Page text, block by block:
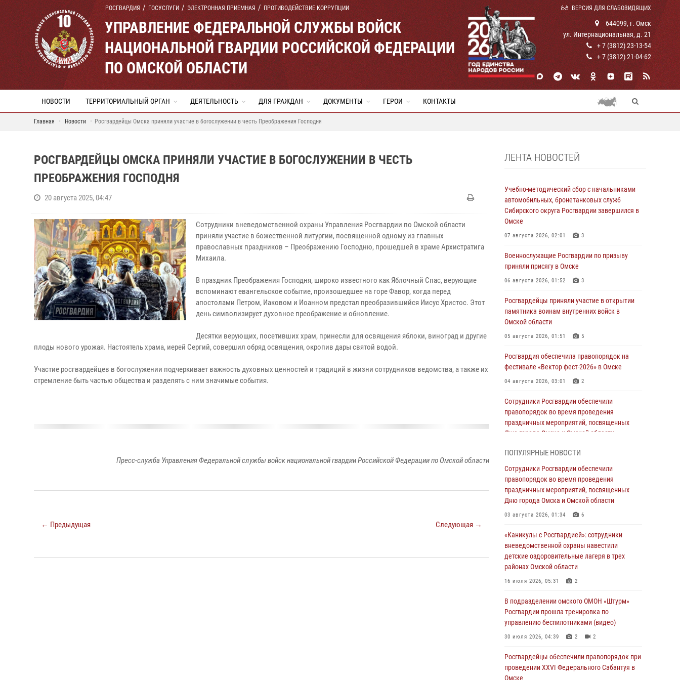
РОСГВАРДИЯ ГОСУСЛУГИ ЭЛЕКТРОННАЯ ПРИЕМНАЯ ПРОТИВОДЕЙСТВИЕ КОРРУПЦИИ ВЕРСИЯ ДЛЯ СЛАБОВИДЯЩИХ
УПРАВЛЕНИЕ ФЕДЕРАЛЬНОЙ СЛУЖБЫ ВОЙСК
НАЦИОНАЛЬНОЙ ГВАРДИИ РОССИЙСКОЙ ФЕДЕРАЦИИ
ПО ОМСКОЙ ОБЛАСТИ
644099, г. Омск
ул. Интернациональная, д. 21
+ 7 (3812) 23-13-54
+ 7 (3812) 21-04-62
НОВОСТИ ТЕРРИТОРИАЛЬНЫЙ ОРГАН ДЕЯТЕЛЬНОСТЬ ДЛЯ ГРАЖДАН ДОКУМЕНТЫ ГЕРОИ КОНТАКТЫ
Главная Новости Росгвардейцы Омска приняли участие в богослужении в честь Преображения Господня
РОСГВАРДЕЙЦЫ ОМСКА ПРИНЯЛИ УЧАСТИЕ В БОГОСЛУЖЕНИИ В ЧЕСТЬ
ПРЕОБРАЖЕНИЯ ГОСПОДНЯ
20 августа 2025, 04:47
Сотрудники вневедомственной охраны Управления Росгвардии по Омской области
приняли участие в божественной литургии, посвященной одному из главных
православных праздников – Преображению Господню, прошедшей в храме Архистратига
Михаила.
В праздник Преображения Господня, широко известного как Яблочный Спас, верующие
вспоминают евангельское событие, произошедшее на горе Фавор, когда перед
апостолами Петром, Иаковом и Иоанном предстал преобразившийся Иисус Христос. Этот
день символизирует духовное преображение и обновление.
Десятки верующих, посетивших храм, принесли для освящения яблоки, виноград и другие
плоды нового урожая. Настоятель храма, иерей Сергий, совершил обряд освящения, окропив дары святой водой.
Участие росгвардейцев в богослужении подчеркивает важность духовных ценностей и традиций в жизни сотрудников ведомства, а также их
стремление быть частью общества и разделять с ним значимые события.
Пресс-служба Управления Федеральной службы войск национальной гвардии Российской Федерации по Омской области
← Предыдущая Следующая →
ЛЕНТА НОВОСТЕЙ
Учебно-методический сбор с начальниками
автомобильных, бронетанковых служб
Сибирского округа Росгвардии завершился в
Омске
07 августа 2026, 02:01 3
Военнослужащие Росгвардии по призыву
приняли присягу в Омске
06 августа 2026, 01:52 3
Росгвардейцы приняли участие в открытии
памятника воинам внутренних войск в
Омской области
05 августа 2026, 01:51 5
Росгвардия обеспечила правопорядок на
фестивале «Вектор фест-2026» в Омске
04 августа 2026, 03:01 2
Сотрудники Росгвардии обеспечили
правопорядок во время проведения
праздничных мероприятий, посвященных
Дню города Омска и Омской области
Всероссийская акция «Каникулы с
Росгвардией» продолжается в Омской
области
31 июля 2026, 09:22 1
Росгвардии прошла тренировка по
управлению беспилотниками (видео)
30 июля 2026, 04:39 2 2
Росгвардия обеспечила безопасность
Победы» в Омске
29 июля 2026, 01:49 2
Росгвардейцы приняли участие в крестном
28 июля 2026, 01:44 6
ПОПУЛЯРНЫЕ НОВОСТИ
Сотрудники Росгвардии обеспечили
правопорядок во время проведения
праздничных мероприятий, посвященных
Дню города Омска и Омской области
03 августа 2026, 01:34 6
«Каникулы с Росгвардией»: сотрудники
вневедомственной охраны навестили
детские оздоровительные лагеря в трех
районах Омской области
16 июля 2026, 05:31 2
В подразделении омского ОМОН «Штурм»
Росгвардии прошла тренировка по
управлению беспилотниками (видео)
30 июля 2026, 04:39 2 2
Росгвардейцы обеcпечили правопорядок при
проведении XXVI Федерального Сабантуя в
Омске